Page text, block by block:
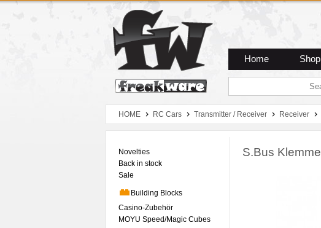
Zum Hauptmenue
Zum Seiteninhalt
Zum Warenkob
Home Shop
HOME RC Cars Transmitter / Receiver Receiver
Novelties
Back in stock
Sale
Building Blocks
Casino-Zubehör
MOYU Speed/Magic Cubes
S.Bus